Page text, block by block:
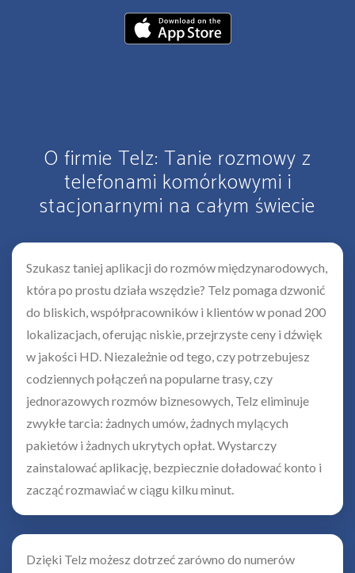
O firmie Telz: Tanie rozmowy z
telefonami komórkowymi i
stacjonarnymi na całym świecie
Szukasz taniej aplikacji do rozmów międzynarodowych,
która po prostu działa wszędzie? Telz pomaga dzwonić
do bliskich, współpracowników i klientów w ponad 200
lokalizacjach, oferując niskie, przejrzyste ceny i dźwięk
w jakości HD. Niezależnie od tego, czy potrzebujesz
codziennych połączeń na popularne trasy, czy
jednorazowych rozmów biznesowych, Telz eliminuje
zwykłe tarcia: żadnych umów, żadnych mylących
pakietów i żadnych ukrytych opłat. Wystarczy
zainstalować aplikację, bezpiecznie doładować konto i
zacząć rozmawiać w ciągu kilku minut.
Dzięki Telz możesz dotrzeć zarówno do numerów